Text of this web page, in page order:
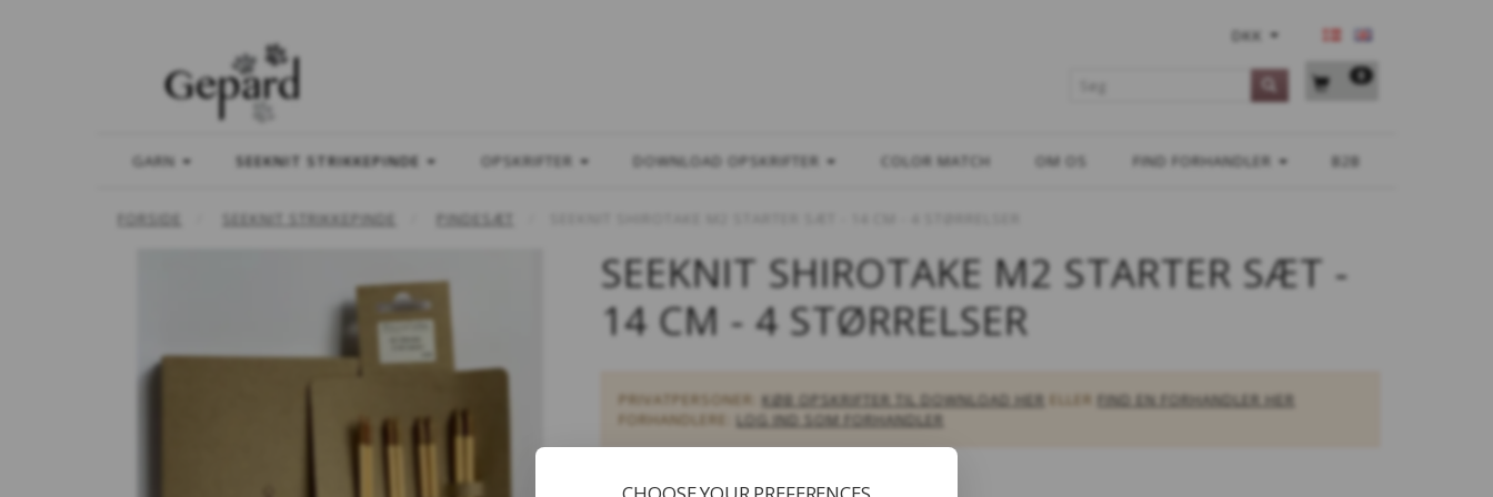
DKK
0
GARN SEEKNIT STRIKKEPINDE OPSKRIFTER DOWNLOAD OPSKRIFTER COLOR MATCH OM OS FIND FORHANDLER B2B
FORSIDE SEEKNIT STRIKKEPINDE PINDESÆT
SEEKNIT SHIROTAKE M2 STARTER SÆT -
14 CM - 4 STØRRELSER
PRIVATPERSONER: KØB OPSKRIFTER TIL DOWNLOAD HER ELLER FIND EN FORHANDLER HER
FORHANDLERE: LOG IND SOM FORHANDLER